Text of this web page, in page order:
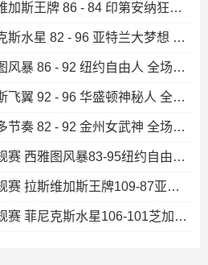
WNBA常规赛 拉斯维加斯王牌 86 - 84 印第安纳狂热 全场集锦
WNBA常规赛 菲尼克斯水星 82 - 96 亚特兰大梦想 全场集锦
WNBA常规赛 西雅图风暴 86 - 92 纽约自由人 全场集锦
WNBA常规赛 达拉斯飞翼 92 - 96 华盛顿神秘人 全场集锦
WNBA常规赛 多伦多节奏 82 - 92 金州女武神 全场集锦
08月04日WNBA常规赛 西雅图风暴83-95纽约自由人 全场集锦
08月04日WNBA常规赛 拉斯维加斯王牌109-87亚特兰大梦想 全场集锦
08月04日WNBA常规赛 菲尼克斯水星106-101芝加哥天空 全场集锦